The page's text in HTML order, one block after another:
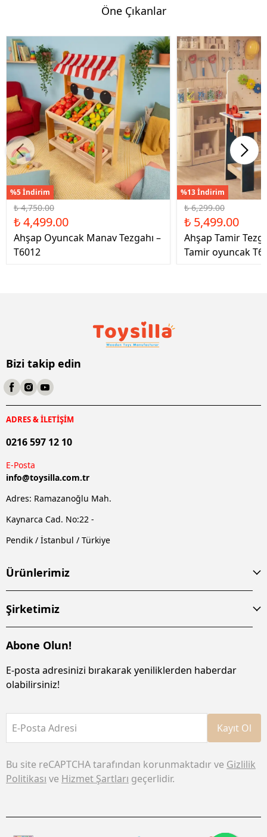
Öne Çıkanlar
%5 İndirim
₺ 4,750.00
₺ 4,499.00
Ahşap Oyuncak Manav Tezgahı –
T6012
%13 İndirim
₺ 6,299.00
₺ 5,499.00
Ahşap Tamir
Tamir oyuncak
Bizi takip edin
ADRES & İLETİŞİM
0216 597 12 10
E-Posta
info@toysilla.com.tr
Adres: Ramazanoğlu Mah.
Kaynarca Cad. No:22 -
Pendik / İstanbul / Türkiye
Ürünlerimiz
Şirketimiz
Abone Olun!
E-posta adresinizi bırakarak yeniliklerden haberdar
olabilirsiniz!
E-Posta Adresi Kayıt Ol
Bu site reCAPTCHA tarafından korunmaktadır ve Gizlilik
Politikası ve Hizmet Şartları geçerlidir.